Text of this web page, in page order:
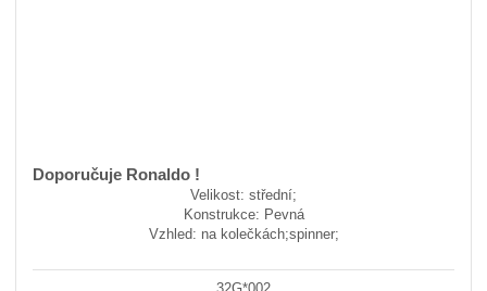
Doporučuje Ronaldo !
Velikost: střední;
Konstrukce: Pevná
Vzhled: na kolečkách;spinner;